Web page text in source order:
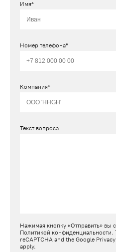
Имя*
Номер телефона*
Компания*
Текст вопроса
Нажимая кнопку «Отправить» вы
Политикой конфиденциальности. This site is protected by
reCAPTCHA and the Google
apply.